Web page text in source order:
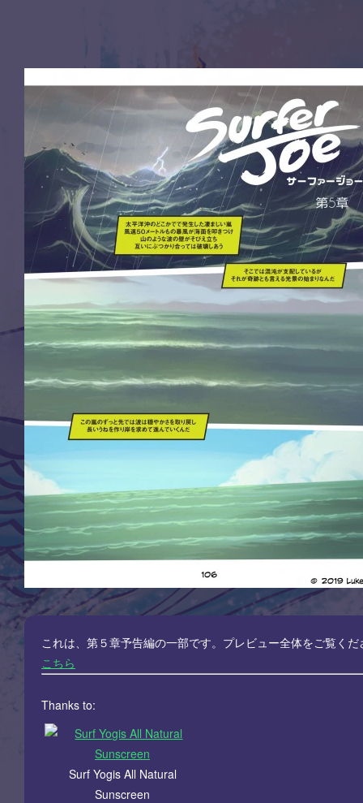
これは、第５章予告編の一部です。プレビュー全体をご覧くだ
こちら
Thanks to:
Surf Yogis All Natural
Sunscreen